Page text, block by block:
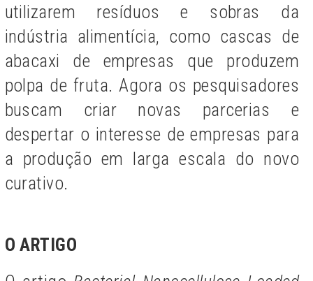
utilizarem resíduos e sobras da
indústria alimentícia, como cascas de
abacaxi de empresas que produzem
polpa de fruta. Agora os pesquisadores
buscam criar novas parcerias e
despertar o interesse de empresas para
a produção em larga escala do novo
curativo.
O ARTIGO